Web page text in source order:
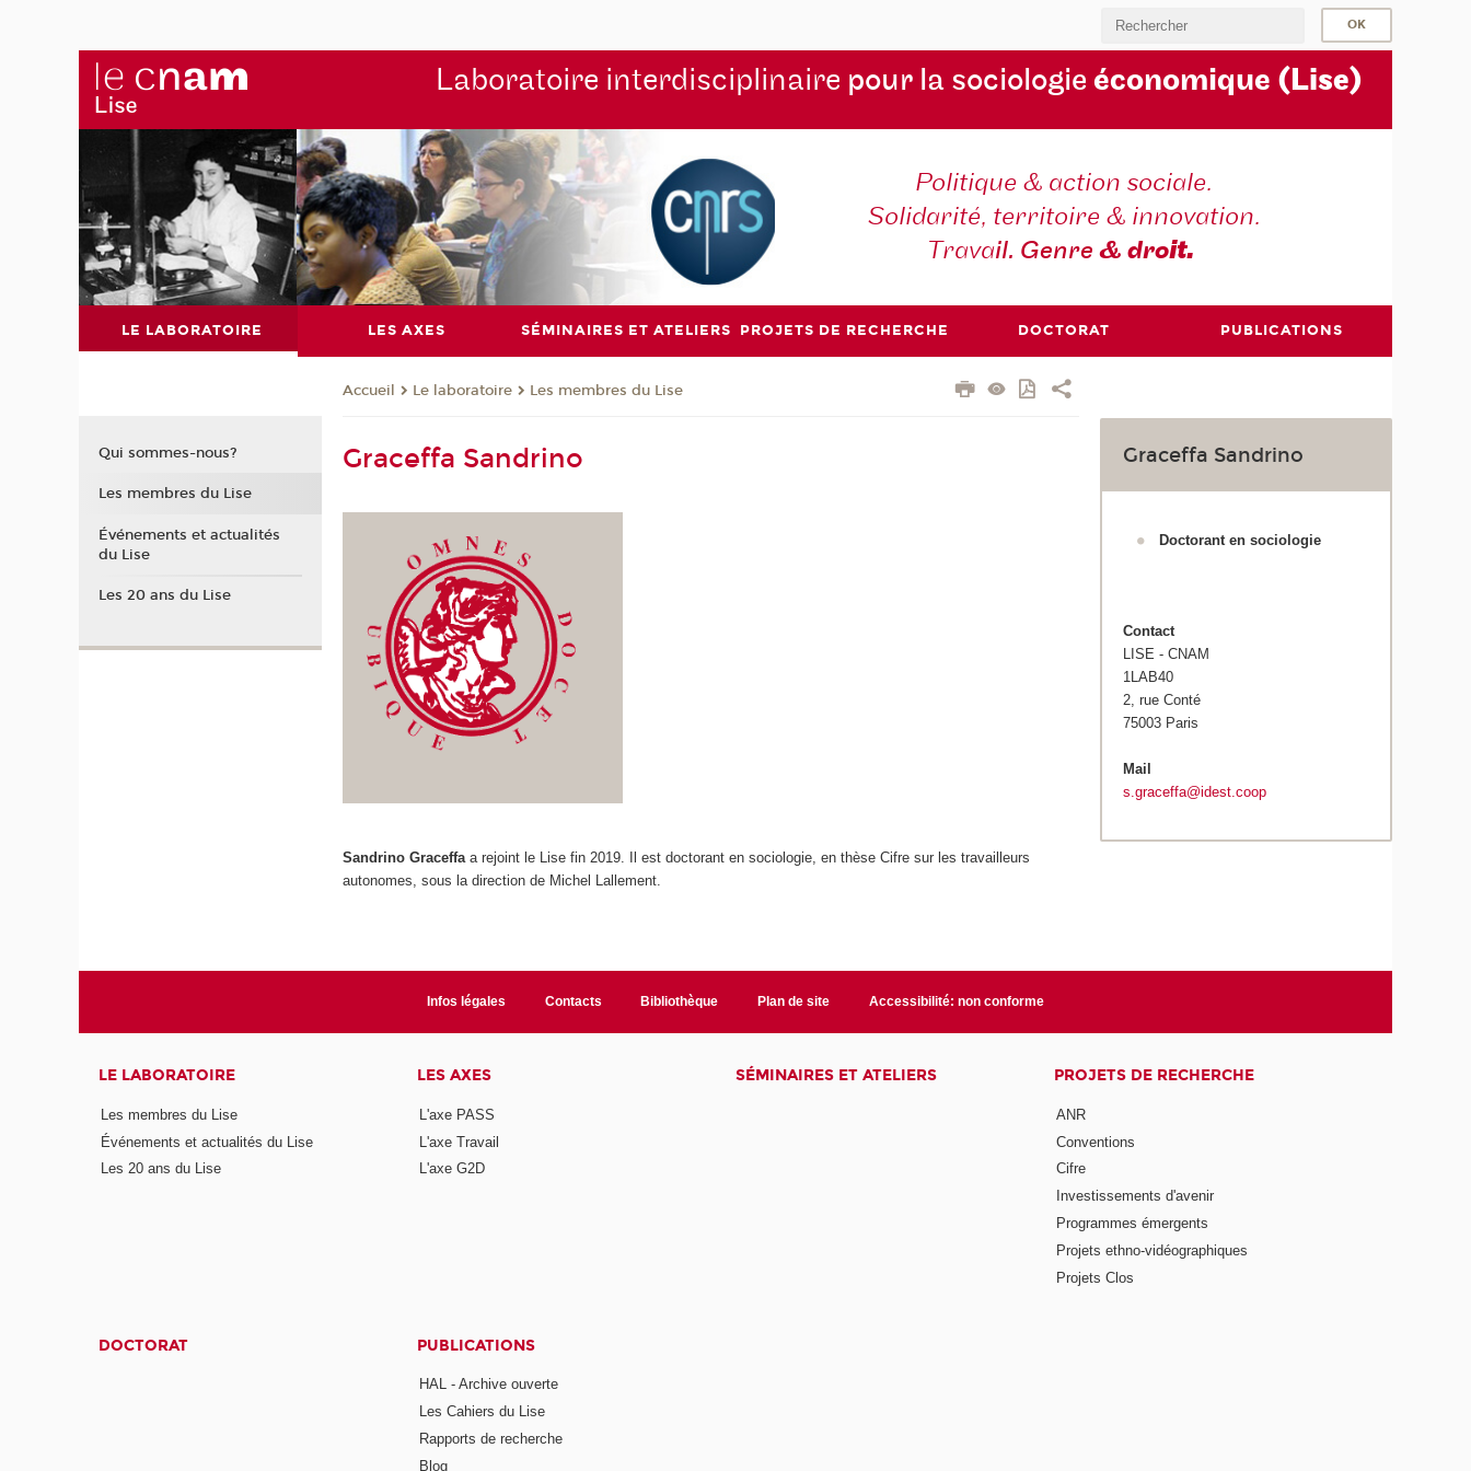
Laboratoire interdisciplinaire pour la sociologie économique (Lise)
Politique & action sociale.
Solidarité, territoire & innovation.
Travail. Genre & droit.
LE LABORATOIRE LES AXES SÉMINAIRES ET ATELIERS PROJETS DE RECHERCHE DOCTORAT PUBLICATIONS
Accueil Le laboratoire Les membres du Lise
Graceffa Sandrino
Sandrino Graceffa a rejoint le Lise fin 2019. Il est doctorant en sociologie, en thèse Cifre sur les travailleurs
autonomes, sous la direction de Michel Lallement.
Graceffa Sandrino
Doctorant en sociologie
Contact
LISE - CNAM
1LAB40
2, rue Conté
75003 Paris
Mail
s.graceffa@idest.coop
Qui sommes-nous?
Les membres du Lise
Événements et actualités
du Lise
Les 20 ans du Lise
Infos légales Contacts Bibliothèque Plan de site Accessibilité: non conforme
LE LABORATOIRE
Les membres du Lise
Événements et actualités du Lise
Les 20 ans du Lise
LES AXES
L'axe PASS
L'axe Travail
L'axe G2D
SÉMINAIRES ET ATELIERS PROJETS DE RECHERCHE
ANR
Conventions
Cifre
Investissements d'avenir
Programmes émergents
Projets ethno-vidéographiques
Projets Clos
DOCTORAT PUBLICATIONS
HAL - Archive ouverte
Les Cahiers du Lise
Rapports de recherche
Blog